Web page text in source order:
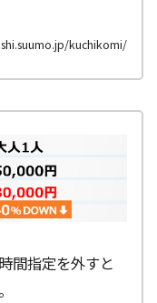
kuchikomi/
間指定を外すと